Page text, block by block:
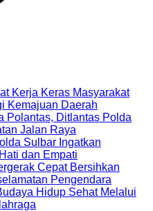
Kerja Keras Masyarakat
Kemajuan Daerah
Polantas, Ditlantas Polda
Jalan Raya
Sulbar Ingatkan
dan Empati
Cepat Bersihkan
Pengendara
Hidup Sehat Melalui